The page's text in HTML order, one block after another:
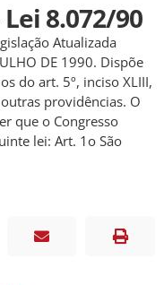
8.072/90
Atualizada
DE 1990. Dispõe
do art. 5º, inciso XLIII,
providências. O
que o Congresso
lei: Art. 1o São